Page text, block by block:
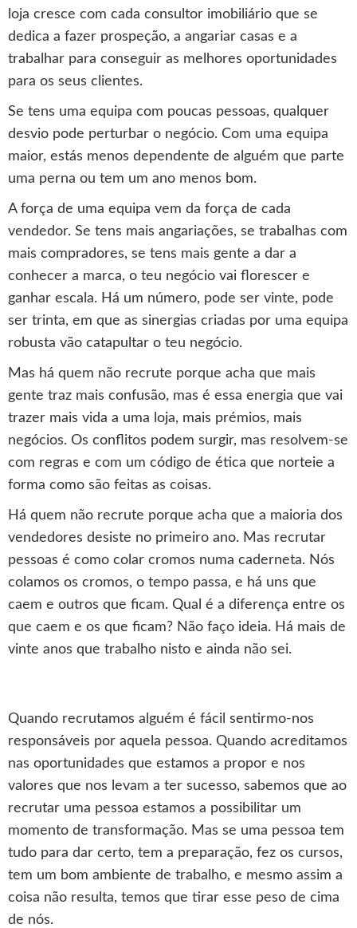
loja cresce com cada consultor imobiliário que se
dedica a fazer prospeção, a angariar casas e a
trabalhar para conseguir as melhores oportunidades
para os seus clientes.
Se tens uma equipa com poucas pessoas, qualquer
desvio pode perturbar o negócio. Com uma equipa
maior, estás menos dependente de alguém que parte
uma perna ou tem um ano menos bom.
A força de uma equipa vem da força de cada
vendedor. Se tens mais angariações, se trabalhas com
mais compradores, se tens mais gente a dar a
conhecer a marca, o teu negócio vai florescer e
ganhar escala. Há um número, pode ser vinte, pode
ser trinta, em que as sinergias criadas por uma equipa
robusta vão catapultar o teu negócio.
Mas há quem não recrute porque acha que mais
gente traz mais confusão, mas é essa energia que vai
trazer mais vida a uma loja, mais prémios, mais
negócios. Os conflitos podem surgir, mas resolvem-se
com regras e com um código de ética que norteie a
forma como são feitas as coisas.
Há quem não recrute porque acha que a maioria dos
vendedores desiste no primeiro ano. Mas recrutar
pessoas é como colar cromos numa caderneta. Nós
colamos os cromos, o tempo passa, e há uns que
caem e outros que ficam. Qual é a diferença entre os
que caem e os que ficam? Não faço ideia. Há mais de
vinte anos que trabalho nisto e ainda não sei.
Quando recrutamos alguém é fácil sentirmo-nos
responsáveis por aquela pessoa. Quando acreditamos
nas oportunidades que estamos a propor e nos
valores que nos levam a ter sucesso, sabemos que ao
recrutar uma pessoa estamos a possibilitar um
momento de transformação. Mas se uma pessoa tem
tudo para dar certo, tem a preparação, fez os cursos,
tem um bom ambiente de trabalho, e mesmo assim a
coisa não resulta, temos que tirar esse peso de cima
de nós.